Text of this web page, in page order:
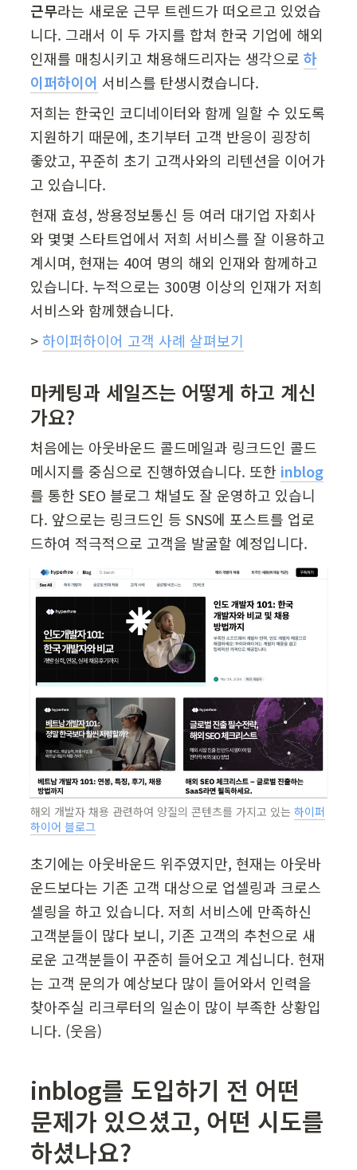
근무라는 새로운 근무 트렌드가 떠오르고 있었습
니다. 그래서 이 두 가지를 합쳐 한국 기업에 해외
인재를 매칭시키고 채용해드리자는 생각으로 하
이퍼하이어 서비스를 탄생시켰습니다.
저희는 한국인 코디네이터와 함께 일할 수 있도록
지원하기 때문에, 초기부터 고객 반응이 굉장히
좋았고, 꾸준히 초기 고객사와의 리텐션을 이어가
고 있습니다.
현재 효성, 쌍용정보통신 등 여러 대기업 자회사
와 몇몇 스타트업에서 저희 서비스를 잘 이용하고
계시며, 현재는 40여 명의 해외 인재와 함께하고
있습니다. 누적으로는 300명 이상의 인재가 저희
서비스와 함께했습니다.
> 하이퍼하이어 고객 사례 살펴보기
마케팅과 세일즈는 어떻게 하고 계신
가요?
처음에는 아웃바운드 콜드메일과 링크드인 콜드
메시지를 중심으로 진행하였습니다. 또한 inblog
를 통한 SEO 블로그 채널도 잘 운영하고 있습니
다. 앞으로는 링크드인 등 SNS에 포스트를 업로
드하여 적극적으로 고객을 발굴할 예정입니다.
해외 개발자 채용 관련하여 양질의 콘텐츠를 가지고 있는 하이퍼
하이어 블로그
초기에는 아웃바운드 위주였지만, 현재는 아웃바
운드보다는 기존 고객 대상으로 업셀링과 크로스
셀링을 하고 있습니다. 저희 서비스에 만족하신
고객분들이 많다 보니, 기존 고객의 추천으로 새
로운 고객분들이 꾸준히 들어오고 계십니다. 현재
는 고객 문의가 예상보다 많이 들어와서 인력을
찾아주실 리크루터의 일손이 많이 부족한 상황입
니다. (웃음)
inblog를 도입하기 전 어떤
문제가 있으셨고, 어떤 시도를
하셨나요?